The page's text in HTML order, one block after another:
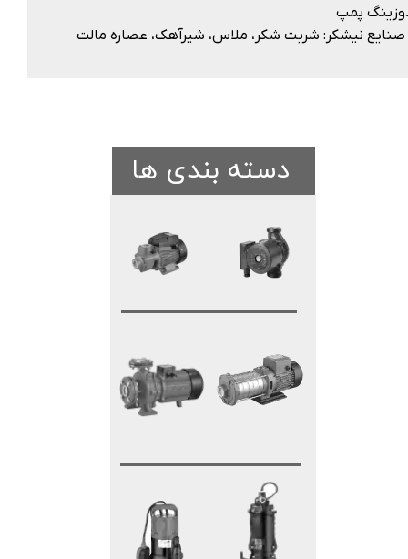
دسته بندی ها
پمپ
صنایع نیشکر: شربت شکر، ملاس، شیرآهک، عصاره مالت